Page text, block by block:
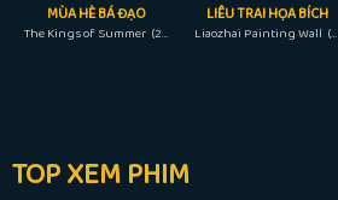
MÙA HÈ BÁ ĐẠO
The Kings of Summer (2013)
LIÊU TRAI HỌA BÍCH
Liaozhai Painting Wall (2023)
TOP XEM PHIM